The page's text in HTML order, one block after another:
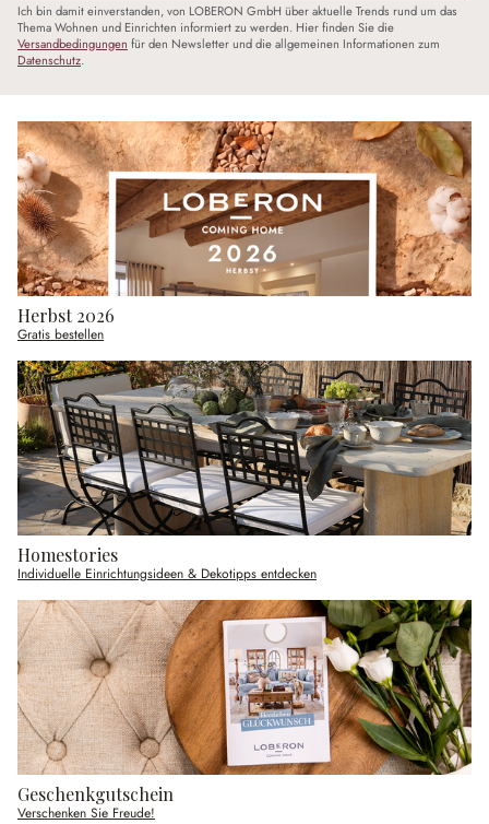
Ich bin damit einverstanden, von LOBERON GmbH über aktuelle Trends rund um das
Thema Wohnen und Einrichten informiert zu werden. Hier finden Sie die
Versandbedingungen für den Newsletter und die allgemeinen Informationen zum
Datenschutz.
Herbst 2026
Gratis bestellen
Homestories
Individuelle Einrichtungsideen & Dekotipps entdecken
Geschenkgutschein
Verschenken Sie Freude!